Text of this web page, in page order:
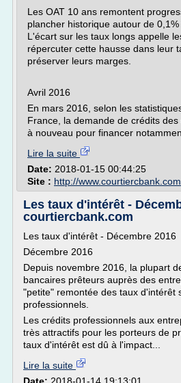
Les OAT 10 ans remontent
plancher historique autour de 0,1%
L'écart sur les taux longs appelle
répercuter cette hausse dans leur
préserver leurs marges.
Avril 2016
En mars 2016, selon les
France, la demande de crédits
à nouveau pour financer
Lire la suite
Date: 2018-01-15 00:44:25
Site : http://www.courtiercbank.com
Les taux d'intérêt -
courtiercbank.com
Les taux d'intérêt - Décembre 2016
Décembre 2016
Depuis novembre 2016, la plupart
bancaires prêteurs auprès des
"petite" remontée des taux d'intérêt
professionnels.
Les crédits professionnels aux
très attractifs pour les porteurs de
taux d'intérêt est dû à l'impact...
Lire la suite